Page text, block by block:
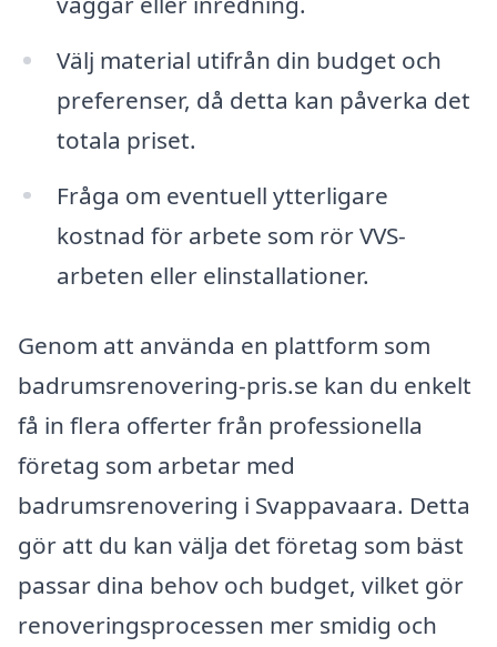
Välj material utifrån din budget och
preferenser, då detta kan påverka det
totala priset.
Fråga om eventuell ytterligare
kostnad för arbete som rör VVS-
arbeten eller elinstallationer.
Genom att använda en plattform som
badrumsrenovering-pris.se kan du enkelt
få in flera offerter från professionella
företag som arbetar med
badrumsrenovering i Svappavaara. Detta
gör att du kan välja det företag som bäst
passar dina behov och budget, vilket gör
renoveringsprocessen mer smidig och